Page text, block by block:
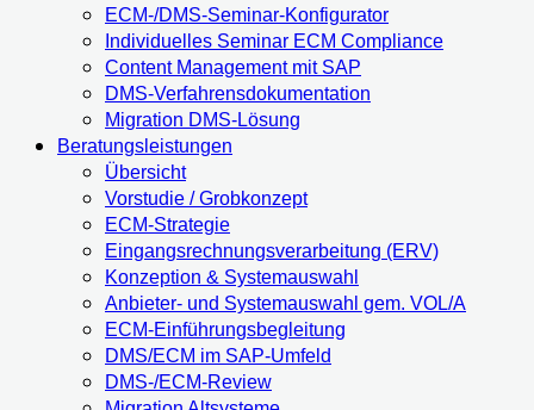
ECM-/DMS-Seminar-Konfigurator
Individuelles Seminar ECM Compliance
Content Management mit SAP
DMS-Verfahrensdokumentation
Migration DMS-Lösung
Beratungsleistungen
Übersicht
Vorstudie / Grobkonzept
ECM-Strategie
Eingangsrechnungsverarbeitung (ERV)
Konzeption & Systemauswahl
Anbieter- und Systemauswahl gem. VOL/A
ECM-Einführungsbegleitung
DMS/ECM im SAP-Umfeld
DMS-/ECM-Review